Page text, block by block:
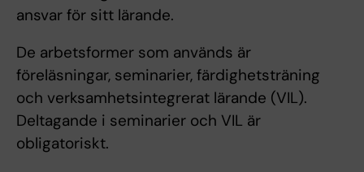
ansvar för sitt lärande.
De arbetsformer som används är
föreläsningar, seminarier, färdighetsträning
och verksamhetsintegrerat lärande (VIL).
Deltagande i seminarier och VIL är
obligatoriskt.